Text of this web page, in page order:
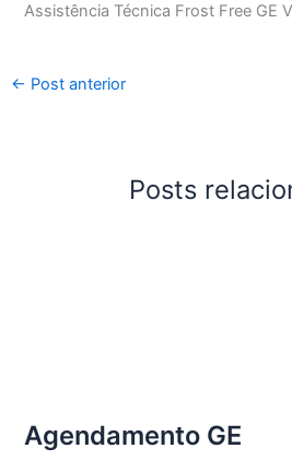
Assistência Técnica Frost Free GE
← Post anterior
Posts
Agendamento GE